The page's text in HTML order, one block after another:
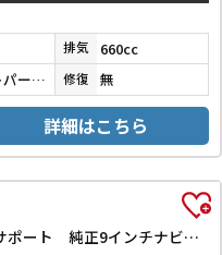
排気 660cc
ホワイトパール３コートパール 修復 無
詳細はこちら
ハイブリッドXZ スズキセーフティサポート 純正9インチナビ TV Bluetooth対応 全方位カメラ 両側自動ドア ヘッドアップディスプレイ アダプティブクルーズコントロール ステアリングヒーター LEDヘッドライ